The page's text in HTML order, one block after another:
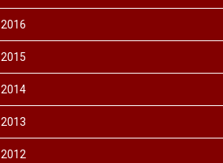
2016
2015
2014
2013
2012